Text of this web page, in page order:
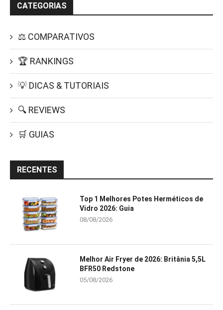
CATEGORIAS
⚖️ COMPARATIVOS
🏆 RANKINGS
💡 DICAS & TUTORIAIS
🔍 REVIEWS
🛒 GUIAS
RECENTES
Top 1 Melhores Potes Herméticos de
Vidro 2026: Guia
08/08/2026
Melhor Air Fryer de 2026: Britânia 5,5L
BFR50 Redstone
05/08/2026